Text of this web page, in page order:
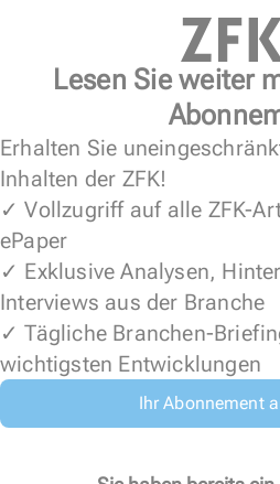
Lesen Sie weiter
Erhalten Sie
Inhalten der ZFK!
✓ Vollzugriff auf alle ZFK-
ePaper
✓ Exklusive Analysen,
Interviews aus der Branche
✓ Tägliche Branchen-
wichtigsten Entwicklungen
Ihr Abonnement